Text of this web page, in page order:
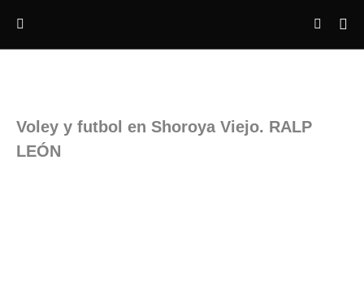
Voley y futbol en Shoroya Viejo. RALP
LEÓN